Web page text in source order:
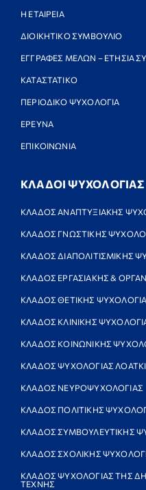
Η ΕΤΑΙΡΕΙΑ
ΔΙΟΙΚΗΤΙΚΟ ΣΥΜΒΟΥΛΙΟ
ΕΓΓΡΑΦΕΣ ΜΕΛΩΝ – ΕΤΗΣΙΑ
ΚΑΤΑΣΤΑΤΙΚΟ
ΠΕΡΙΟΔΙΚΟ ΨΥΧΟΛΟΓΙΑ
ΕΡΕΥΝΑ
ΕΠΙΚΟΙΝΩΝΙΑ
ΚΛΑΔΟΙ ΨΥΧΟΛΟΓΙΑΣ
ΚΛΑΔΟΣ ΑΝΑΠΤΥΞΙΑΚΗΣ
ΚΛΑΔΟΣ ΓΝΩΣΤΙΚΗΣ
ΚΛΑΔΟΣ ΔΙΑΠΟΛΙΤΙΣΜΙΚΗΣ
ΚΛΑΔΟΣ ΕΡΓΑΣΙΑΚΗΣ &
ΚΛΑΔΟΣ ΘΕΤΙΚΗΣ
ΚΛΑΔΟΣ ΚΛΙΝΙΚΗΣ
ΚΛΑΔΟΣ ΚΟΙΝΩΝΙΚΗΣ
ΚΛΑΔΟΣ ΨΥΧΟΛΟΓΙΑΣ
ΚΛΑΔΟΣ ΝΕΥΡΟΨΥΧΟΛΟΓΙΑΣ
ΚΛΑΔΟΣ ΠΟΛΙΤΙΚΗΣ
ΚΛΑΔΟΣ ΣΥΜΒΟΥΛΕΥΤΙΚΗΣ
ΚΛΑΔΟΣ ΣΧΟΛΙΚΗΣ
ΚΛΑΔΟΣ ΨΥΧΟΛΟΓΙΑΣ ΤΗΣ
ΤΕΧΝΗΣ